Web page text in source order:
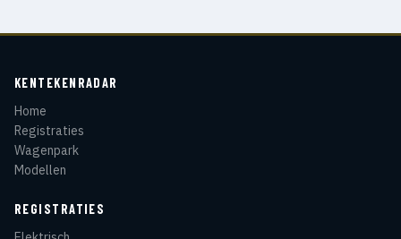
KENTEKENRADAR
Home
Registraties
Wagenpark
Modellen
REGISTRATIES